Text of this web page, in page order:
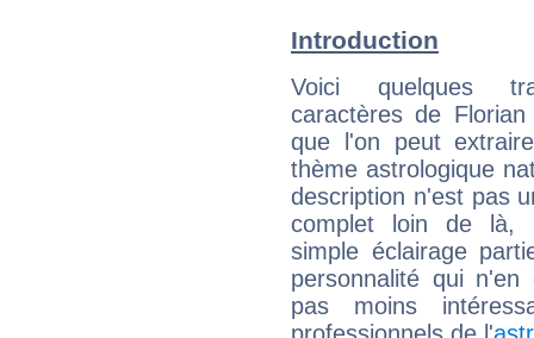
Introduction
Voici quelques
caractères de Florian
que l'on peut
thème astrologique
description n'est pas
complet loin de là,
simple éclairage
personnalité qui n'en
pas moins